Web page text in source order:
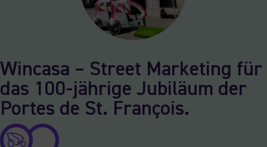
Wincasa – Street Marketing für
das 100-jährige Jubiläum der
Portes de St. François.